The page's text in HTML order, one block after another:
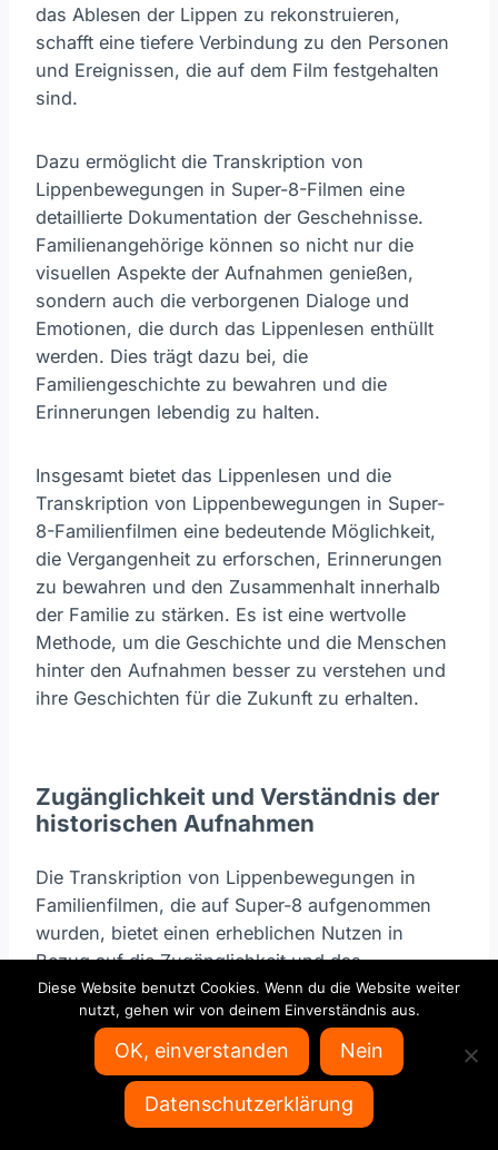
das Ablesen der Lippen zu rekonstruieren,
schafft eine tiefere Verbindung zu den Personen
und Ereignissen, die auf dem Film festgehalten
sind.
Dazu ermöglicht die Transkription von
Lippenbewegungen in Super-8-Filmen eine
detaillierte Dokumentation der Geschehnisse.
Familienangehörige können so nicht nur die
visuellen Aspekte der Aufnahmen genießen,
sondern auch die verborgenen Dialoge und
Emotionen, die durch das Lippenlesen enthüllt
werden. Dies trägt dazu bei, die
Familiengeschichte zu bewahren und die
Erinnerungen lebendig zu halten.
Insgesamt bietet das Lippenlesen und die
Transkription von Lippenbewegungen in Super-
8-Familienfilmen eine bedeutende Möglichkeit,
die Vergangenheit zu erforschen, Erinnerungen
zu bewahren und den Zusammenhalt innerhalb
der Familie zu stärken. Es ist eine wertvolle
Methode, um die Geschichte und die Menschen
hinter den Aufnahmen besser zu verstehen und
ihre Geschichten für die Zukunft zu erhalten.
Zugänglichkeit und Verständnis der
historischen Aufnahmen
Die Transkription von Lippenbewegungen in
Familienfilmen, die auf Super-8 aufgenommen
wurden, bietet einen erheblichen Nutzen in
Bezug auf die Zugänglichkeit und das
Verständnis dieser historischen Aufnahmen.
Oftmals sind diese Filme ohne Ton oder mit
unzureichender Tonqualität, was ihre
Interpretation erschwert. Durch das Lippenlesen
und die anschließende Transkription können die
Dialoge und Geräusche rekonstruiert werden,
Diese Website benutzt Cookies. Wenn du die Website weiter
nutzt, gehen wir von deinem Einverständnis aus.
OK, einverstanden Nein
Datenschutzerklärung